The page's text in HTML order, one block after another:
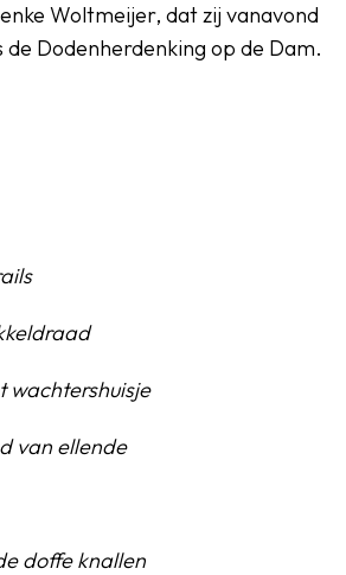
Woltmeijer, dat zij vanavond
Dodenherdenking op de Dam.
wachtershuisje
van ellende
doffe knallen